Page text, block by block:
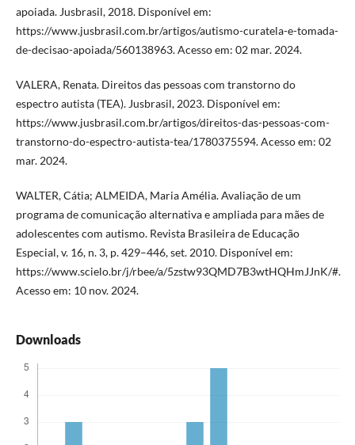
apoiada. Jusbrasil, 2018. Disponível em:
https://www.jusbrasil.com.br/artigos/autismo-curatela-e-tomada-
de-decisao-apoiada/560138963. Acesso em: 02 mar. 2024.
VALERA, Renata. Direitos das pessoas com transtorno do
espectro autista (TEA). Jusbrasil, 2023. Disponível em:
https://www.jusbrasil.com.br/artigos/direitos-das-pessoas-com-
transtorno-do-espectro-autista-tea/1780375594. Acesso em: 02
mar. 2024.
WALTER, Cátia; ALMEIDA, Maria Amélia. Avaliação de um
programa de comunicação alternativa e ampliada para mães de
adolescentes com autismo. Revista Brasileira de Educação
Especial, v. 16, n. 3, p. 429–446, set. 2010. Disponível em:
https://www.scielo.br/j/rbee/a/5zstw93QMD7B3wtHQHmJJnK/#.
Acesso em: 10 nov. 2024.
Downloads